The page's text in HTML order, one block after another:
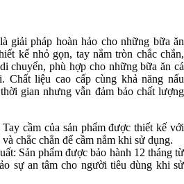
giải pháp hoàn hảo cho những bữa ăn
kế nhỏ gọn, tay nắm tròn chắc chắn,
chuyển, phù hợp cho những bữa ăn cá
Chất liệu cao cấp cùng khả năng nấu
gian nhưng vẫn đảm bảo chất lượng
cầm của sản phẩm được thiết kế với
chắc chắn để cầm nắm khi sử dụng.
Sản phẩm được bảo hành 12 tháng từ
sự an tâm cho người tiêu dùng khi sử